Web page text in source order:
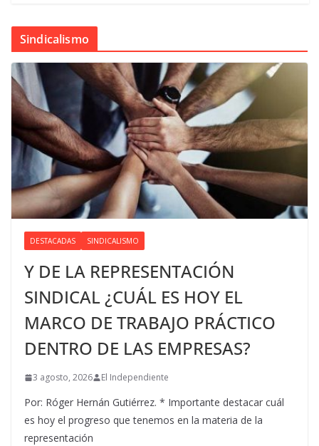
Sindicalismo
DESTACADAS SINDICALISMO
Y DE LA REPRESENTACIÓN
SINDICAL ¿CUÁL ES HOY EL
MARCO DE TRABAJO PRÁCTICO
DENTRO DE LAS EMPRESAS?
3 agosto, 2026 El Independiente
Por: Róger Hernán Gutiérrez. * Importante destacar cuál
es hoy el progreso que tenemos en la materia de la
representación